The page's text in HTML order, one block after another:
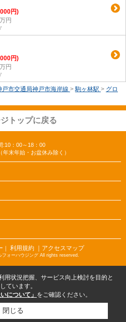
円)
円
円)
円
戸市交通局神戸市海岸線 > 駒ヶ林駅 > グロ
トップに戻る
:10：00～18：00
末年始・お盆休み除く）
｜ 利用規約 ｜アクセスマップ
フォーハウジング All rights reserved.
用状況把握、サービス向上検討を目的と
ています。
について」 をご確認ください。
閉じる